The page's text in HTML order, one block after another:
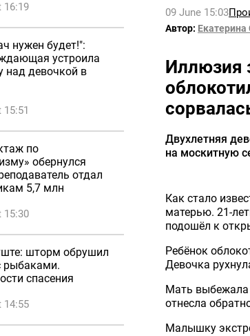
16:19
нужен будет!":
устроила
над девочкой в
15:51
по
обернулся
отдал
5,7 млн
15:30
шторм обрушил
рыбаками.
спасения
14:55
09 June 15:03
Автор:
Иллюзия
Двухлетняя
на москитную
Как стало
матерью. 21-
подошёл к
Ребёнок
Девочка
Мать выбежала
отнесла
Малышку